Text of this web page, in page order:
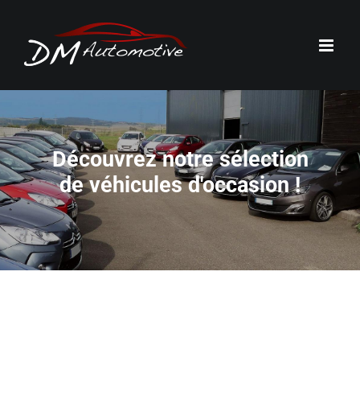
contenu
Découvrez notre sélection
de véhicules d'occasion !